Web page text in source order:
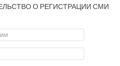
О РЕГИСТРАЦИИСМИ